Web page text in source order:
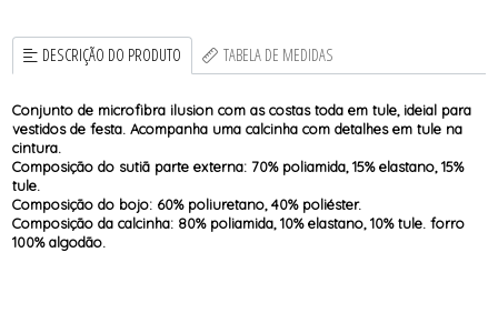
DESCRIÇÃO DO PRODUTO TABELA DE MEDIDAS
Conjunto de microfibra ilusion com as costas toda em tule, ideial para
vestidos de festa. Acompanha uma calcinha com detalhes em tule na
cintura.
Composição do sutiã parte externa: 70% poliamida, 15% elastano, 15%
tule.
Composição do bojo: 60% poliuretano, 40% poliéster.
Composição da calcinha: 80% poliamida, 10% elastano, 10% tule. forro
100% algodão.